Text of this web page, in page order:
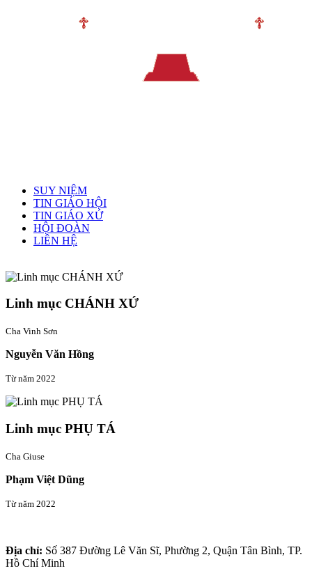
SUY NIỆM
TIN GIÁO HỘI
TIN GIÁO XỨ
HỘI ĐOÀN
LIÊN HỆ
Linh mục CHÁNH XỨ
Cha Vinh Sơn
Nguyễn Văn Hồng
Từ năm 2022
Linh mục PHỤ TÁ
Cha Giuse
Phạm Việt Dũng
Từ năm 2022
Địa chỉ: Số 387 Đường Lê Văn Sĩ, Phường 2, Quận Tân Bình, TP.
Hồ Chí Minh